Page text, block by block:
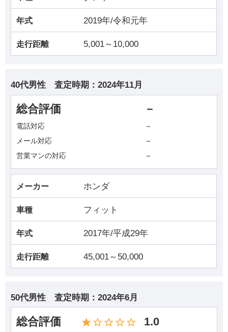
年式 2019年/令和元年
走行距離 5,001～10,000
40代男性 査定時期： 2024年11月
総合評価 －
電話対応 －
メール対応 －
営業マンの対応 －
メーカー ホンダ
車種 フィット
年式 2017年/平成29年
走行距離 45,001～50,000
50代男性 査定時期： 2024年6月
総合評価 1.0